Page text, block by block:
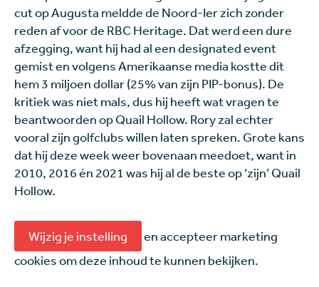
cut op Augusta meldde de Noord-Ier zich zonder
reden af voor de RBC Heritage. Dat werd een dure
afzegging, want hij had al een designated event
gemist en volgens Amerikaanse media kostte dit
hem 3 miljoen dollar (25% van zijn PIP-bonus). De
kritiek was niet mals, dus hij heeft wat vragen te
beantwoorden op Quail Hollow. Rory zal echter
vooral zijn golfclubs willen laten spreken. Grote kans
dat hij deze week weer bovenaan meedoet, want in
2010, 2016 én 2021 was hij al de beste op ‘zijn’ Quail
Hollow.
Wijzig je instelling
en accepteer marketing
cookies om deze inhoud te kunnen bekijken.